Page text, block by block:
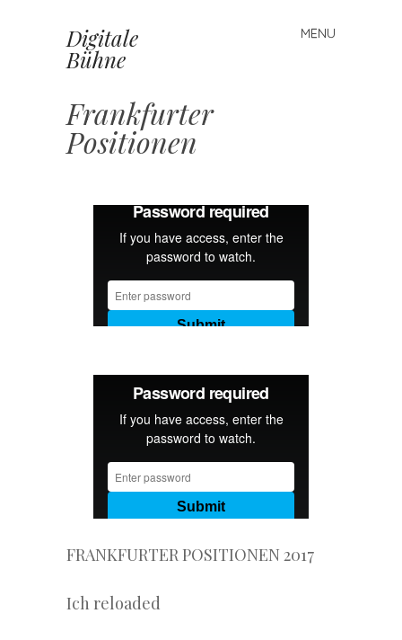
Digitale
Bühne
MENU
Skip
to
Frankfurter
Positionen
FRANKFURTER POSITIONEN 2017
Ich reloaded